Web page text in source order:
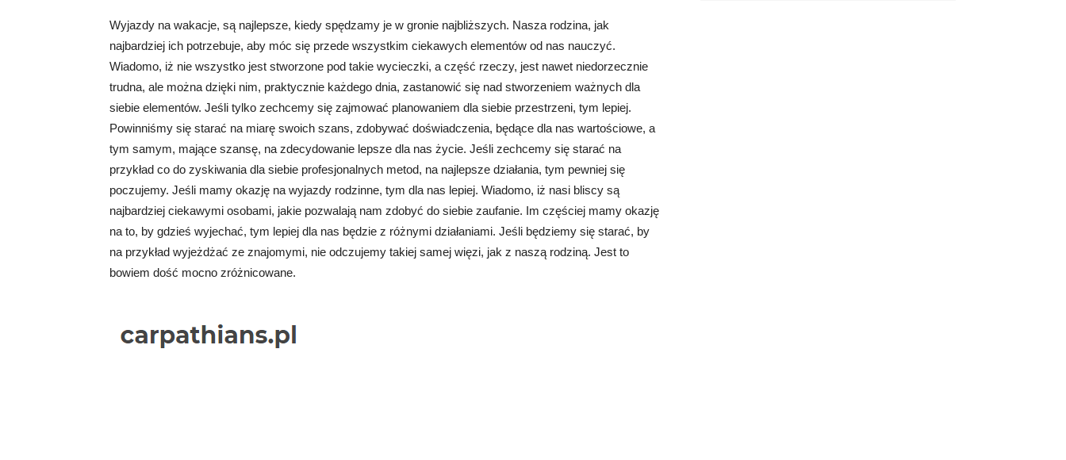
Wyjazdy na wakacje, są najlepsze, kiedy spędzamy je w gronie najbliższych. Nasza rodzina, jak
najbardziej ich potrzebuje, aby móc się przede wszystkim ciekawych elementów od nas nauczyć.
Wiadomo, iż nie wszystko jest stworzone pod takie wycieczki, a część rzeczy, jest nawet niedorzecznie
trudna, ale można dzięki nim, praktycznie każdego dnia, zastanowić się nad stworzeniem ważnych dla
siebie elementów. Jeśli tylko zechcemy się zajmować planowaniem dla siebie przestrzeni, tym lepiej.
Powinniśmy się starać na miarę swoich szans, zdobywać doświadczenia, będące dla nas wartościowe, a
tym samym, mające szansę, na zdecydowanie lepsze dla nas życie. Jeśli zechcemy się starać na
przykład co do zyskiwania dla siebie profesjonalnych metod, na najlepsze działania, tym pewniej się
poczujemy. Jeśli mamy okazję na wyjazdy rodzinne, tym dla nas lepiej. Wiadomo, iż nasi bliscy są
najbardziej ciekawymi osobami, jakie pozwalają nam zdobyć do siebie zaufanie. Im częściej mamy okazję
na to, by gdzieś wyjechać, tym lepiej dla nas będzie z różnymi działaniami. Jeśli będziemy się starać, by
na przykład wyjeżdżać ze znajomymi, nie odczujemy takiej samej więzi, jak z naszą rodziną. Jest to
bowiem dość mocno zróżnicowane.